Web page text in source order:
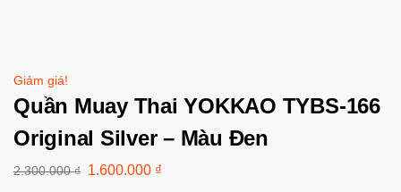
Giảm giá!
Quần Muay Thai YOKKAO TYBS-166
Original Silver – Màu Đen
2.300.000₫ 1.600.000 ₫